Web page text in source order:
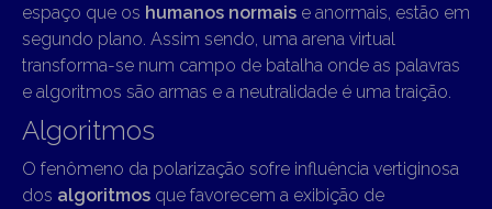
espaço que os humanos normais e anormais, estão em
segundo plano. Assim sendo, uma arena virtual
transforma-se num campo de batalha onde as palavras
e algoritmos são armas e a neutralidade é uma traição.
Algoritmos
O fenômeno da polarização sofre influência vertiginosa
dos algoritmos que favorecem a exibição de